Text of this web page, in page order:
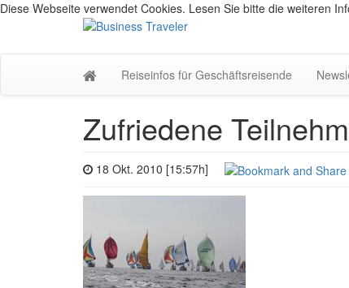
Diese Webseite verwendet Cookies. Lesen Sie bitte die weiteren
Reiseinfos für Geschäftsreisende
Zufriedene
18 Okt. 2010 [15:57h]